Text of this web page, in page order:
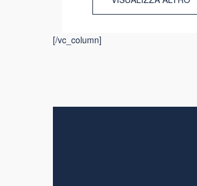
[/vc_column]